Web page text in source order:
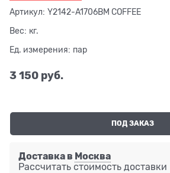
Артикул: Y2142-A1706BM COFFEE
Вес: кг.
Ед. измерения: пар
3 150 руб.
ПОД ЗАКАЗ
Доставка в Москва
Рассчитать стоимость доставки